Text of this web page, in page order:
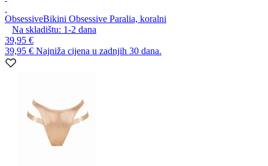
ObsessiveBikini Obsessive Paralia, koralni
Na skladištu: 1-2 dana
39,95 €
39,95 € Najniža cijena u zadnjih 30 dana.